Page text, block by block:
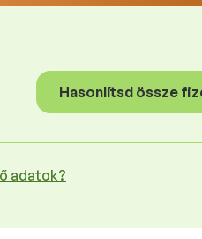
Hasonlítsd össze
adatok?